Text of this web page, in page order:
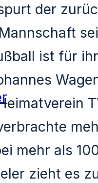
der
ist für
mehr als
zieht es